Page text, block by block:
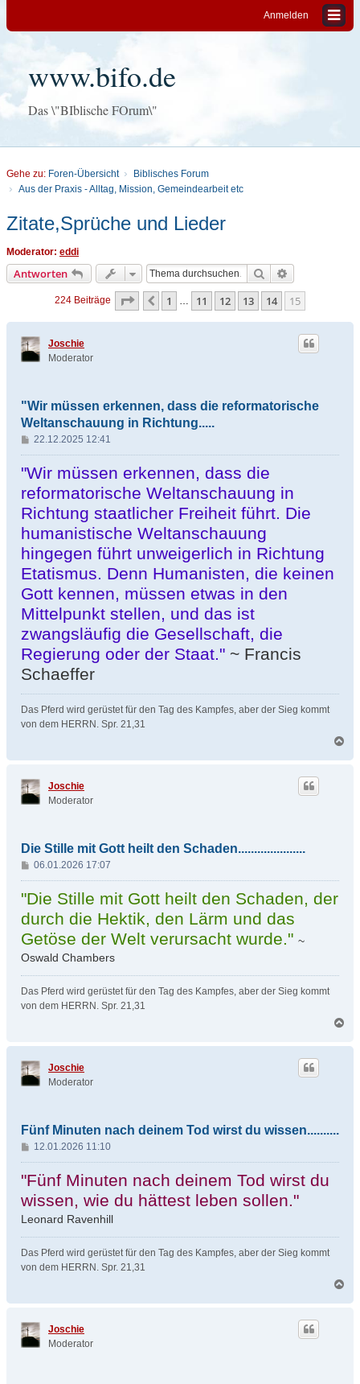
Anmelden
www.bifo.de
Das \"BIblische FOrum\"
Gehe zu: Foren-Übersicht
Biblisches Forum
Aus der Praxis - Alltag, Mission, Gemeindearbeit etc
Zitate,Sprüche und Lieder
Moderator: eddi
Antworten Suche
224 Beiträge Seite 15 von 15
Vorherige
1 … 11 12 13 14 15
Joschie
Moderator
"Wir müssen erkennen, dass die reformatorische
Weltanschauung in Richtung.....
B
e
t
r
a
22.12.2025 12:41
"Wir müssen erkennen, dass die
reformatorische Weltanschauung in
Richtung staatlicher Freiheit führt. Die
humanistische Weltanschauung
hingegen führt unweigerlich in Richtung
Etatismus. Denn Humanisten, die keinen
Gott kennen, müssen etwas in den
Mittelpunkt stellen, und das ist
zwangsläufig die Gesellschaft, die
Regierung oder der Staat." ~ Francis
Schaeffer
Das Pferd wird gerüstet für den Tag des Kampfes, aber der Sieg kommt
von dem HERRN. Spr. 21,31
Joschie
Moderator
Die Stille mit Gott heilt den Schaden.....................
B
e
i
t
r
a
06.01.2026 17:07
"Die Stille mit Gott heilt den Schaden, der
durch die Hektik, den Lärm und das
Getöse der Welt verursacht wurde." ~
Oswald Chambers
Das Pferd wird gerüstet für den Tag des Kampfes, aber der Sieg kommt
von dem HERRN. Spr. 21,31
c
Joschie
Moderator
Fünf Minuten nach deinem Tod wirst du wissen..........
B
e
i
r
a
12.01.2026 11:10
"Fünf Minuten nach deinem Tod wirst du
wissen, wie du hättest leben sollen."
Leonard Ravenhill
Das Pferd wird gerüstet für den Tag des Kampfes, aber der Sieg kommt
von dem HERRN. Spr. 21,31
Joschie
Moderator